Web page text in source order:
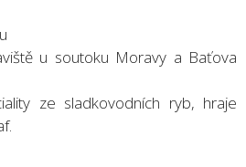
u soutoku Moravy a Baťova
ze sladkovodních ryb, hraje